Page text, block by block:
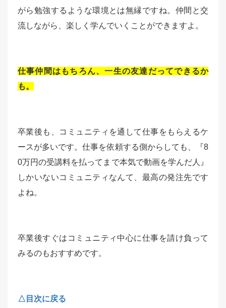
がら勉強するような環境とは無縁ですね。仲間と交
流しながら、楽しく学んでいくことができますよ。
仕事仲間はもちろん、一生の友達だってできるか
も。
卒業後も、コミュニティを通して仕事をもらえるケ
ースが多いです。仕事を依頼する側からしても、『8
0万円の受講料を払ってまで本気で動画を学んだ人』
しかいないコミュニティなんて、最高の発注先です
よね。
卒業後すぐはコミュニティ中心に仕事を請け負って
みるのもおすすめです。
△目次に戻る